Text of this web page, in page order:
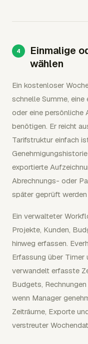
Einmalige
wählen
Ein kostenloser
schnelle Summe,
oder eine persönliche
benötigen. Er reicht
Tarifstruktur einfach
exportierte
Abrechnungs- oder
später geprüft werden
Ein verwalteter
Projekte, Kunden,
hinweg erfassen.
Erfassung über Timer
verwandelt erfasste
Budgets,
wenn Manager
Zeiträume, Exporte
verstreuter